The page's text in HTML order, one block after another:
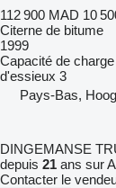
112 900 MAD 10
Citerne de bitume
1999
Capacité de charge
d'essieux 3
Pays-Bas,
DINGEMANSE
depuis 21 ans sur
Contacter le